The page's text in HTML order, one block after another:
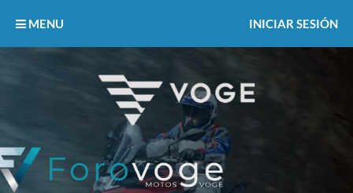
MENU INICIAR SESIÓN